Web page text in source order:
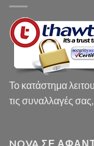
Το κατάστημα
τις συναλλαγές
NOVA ΣΕ